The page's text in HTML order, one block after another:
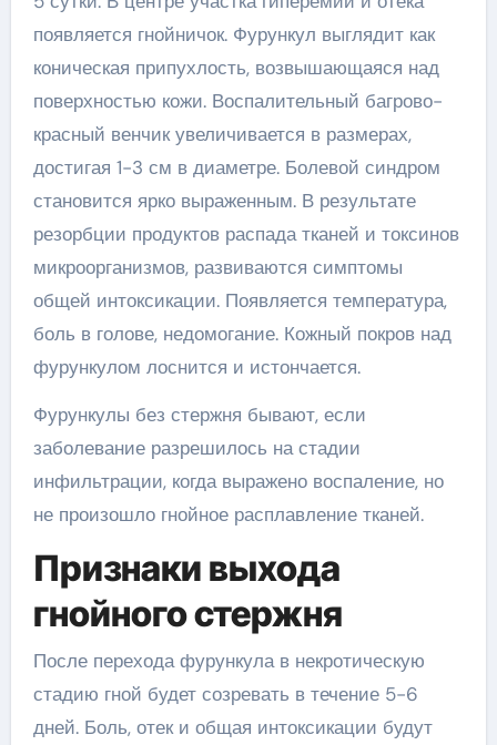
появляется гнойничок. Фурункул выглядит как
коническая припухлость, возвышающаяся над
поверхностью кожи. Воспалительный багрово-
красный венчик увеличивается в размерах,
достигая 1-3 см в диаметре. Болевой синдром
становится ярко выраженным. В результате
резорбции продуктов распада тканей и токсинов
микроорганизмов, развиваются симптомы
общей интоксикации. Появляется температура,
боль в голове, недомогание. Кожный покров над
фурункулом лоснится и истончается.
Фурункулы без стержня бывают, если
заболевание разрешилось на стадии
инфильтрации, когда выражено воспаление, но
не произошло гнойное расплавление тканей.
Признаки выхода
гнойного стержня
После перехода фурункула в некротическую
стадию гной будет созревать в течение 5-6
дней. Боль, отек и общая интоксикации будут